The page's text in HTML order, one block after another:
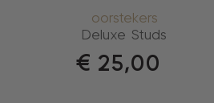
oorstekers
Deluxe Studs
€ 25,00